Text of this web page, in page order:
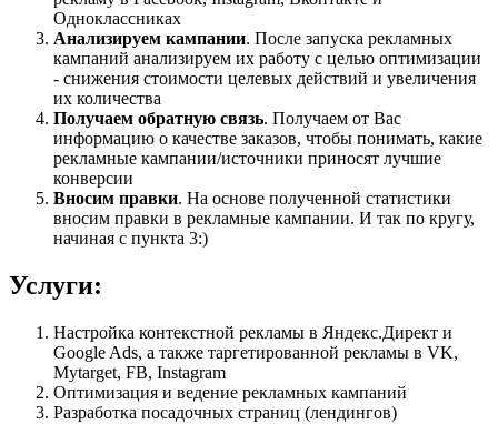
Одноклассниках
Анализируем кампании. После запуска рекламных
кампаний анализируем их работу с целью оптимизации
- снижения стоимости целевых действий и увеличения
их количества
Получаем обратную связь. Получаем от Вас
информацию о качестве заказов, чтобы понимать, какие
рекламные кампании/источники приносят лучшие
конверсии
Вносим правки. На основе полученной статистики
вносим правки в рекламные кампании. И так по кругу,
начиная с пункта 3:)
Услуги:
Настройка контекстной рекламы в Яндекс.Директ и
Google Ads, а также таргетированной рекламы в VK,
Mytarget, FB, Instagram
Оптимизация и ведение рекламных кампаний
Разработка посадочных страниц (лендингов)